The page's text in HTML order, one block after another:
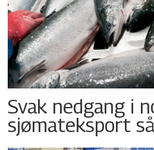
Svak nedgang i
sjømateksport